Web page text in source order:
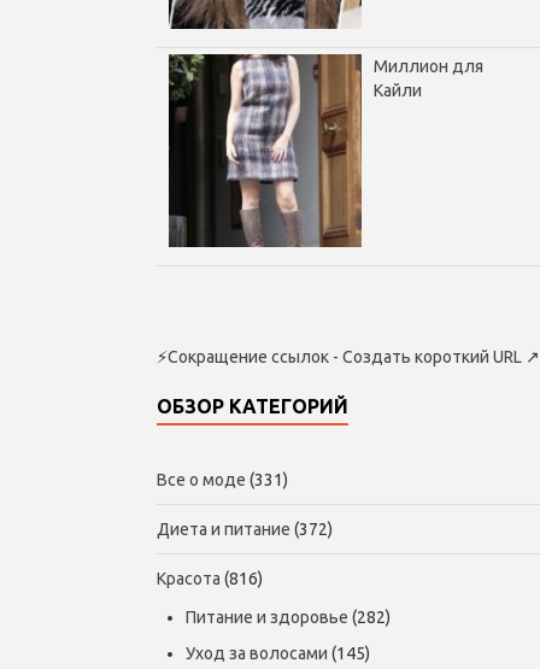
Миллион для
Кайли
⚡Сокращение ссылок - Создать короткий URL ↗
ОБЗОР КАТЕГОРИЙ
Все о моде (331)
Диета и питание (372)
Красота (816)
Питание и здоровье (282)
Уход за волосами (145)